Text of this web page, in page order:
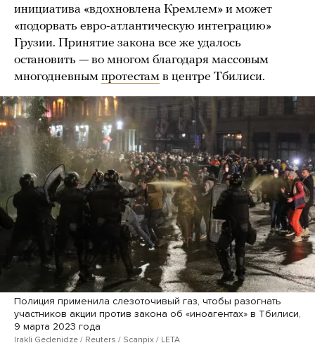
инициатива «вдохновлена Кремлем» и может
«подорвать евро-атлантическую интеграцию»
Грузии. Принятие закона все же удалось
остановить — во многом благодаря массовым
многодневным протестам в центре Тбилиси.
Полиция применила слезоточивый газ, чтобы разогнать
участников акции против закона об «иноагентах» в Тбилиси,
9 марта 2023 года
Irakli Gedenidze / Reuters / Scanpix / LETA